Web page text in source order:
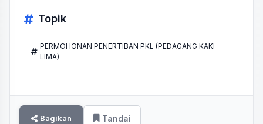
Topik
PERMOHONAN PENERTIBAN PKL (PEDAGANG KAKI
LIMA)
Bagikan Tandai